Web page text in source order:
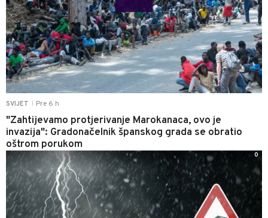
SVIJET Pre 6 h
"Zahtijevamo protjerivanje Marokanaca, ovo je
invazija": Gradonačelnik španskog grada se obratio
oštrom porukom
0